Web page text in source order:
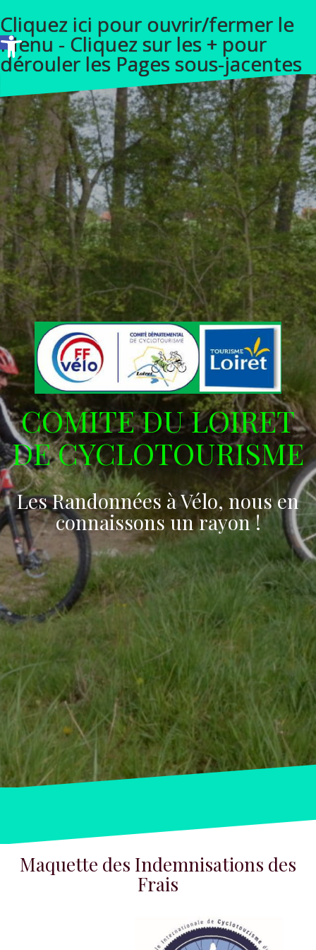
Ouvrir la barre d’outils
l
l
e
a
u
c
o
n
t
n
u
Cliquez ici pour ouvrir/fermer le
Menu - Cliquez sur les + pour
dérouler les Pages sous-jacentes
COMITE DU LOIRET
DE CYCLOTOURISME
Les Randonnées à Vélo, nous en
connaissons un rayon !
Maquette des Indemnisations des
Frais